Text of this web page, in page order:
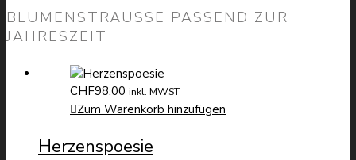
BLUMENSTRÄUSSE PASSEND ZUR
JAHRESZEIT
CHF98.00 inkl. MWST
Zum Warenkorb hinzufügen
Herzenspoesie